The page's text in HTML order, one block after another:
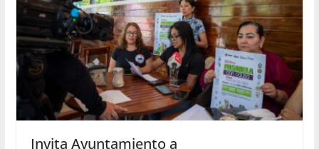
Invita Ayuntamiento a